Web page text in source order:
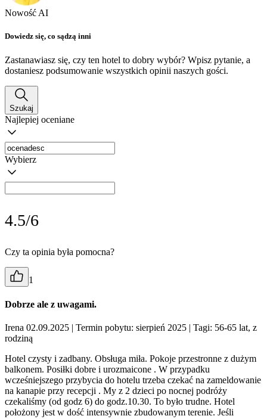
Nowość AI
Dowiedz się, co sądzą inni
Zastanawiasz się, czy ten hotel to dobry wybór? Wpisz pytanie, a
dostaniesz podsumowanie wszystkich opinii naszych gości.
Szukaj
Najlepiej oceniane
Wybierz
4.5/6
Czy ta opinia była pomocna?
1
Dobrze ale z uwagami.
Irena 02.09.2025 | Termin pobytu: sierpień 2025 | Tagi: 56-65 lat, z
rodziną
Hotel czysty i zadbany. Obsługa miła. Pokoje przestronne z dużym
balkonem. Posiłki dobre i urozmaicone . W przypadku
wcześniejszego przybycia do hotelu trzeba czekać na zameldowanie
na kanapie przy recepcji . My z 2 dzieci po nocnej podróży
czekaliśmy (od godz 6) do godz.10.30. To było trudne. Hotel
położony jest w dość intensywnie zbudowanym terenie. Jeśli